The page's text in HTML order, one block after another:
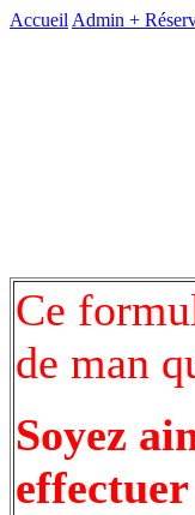
Accueil Admin +
Ce
de man
Soyez